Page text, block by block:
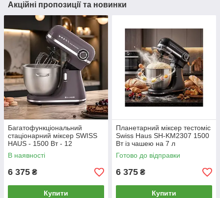
Акційні пропозиції та новинки
Багатофункціональний
стаціонарний міксер SWISS
HAUS - 1500 Вт - 12
швидкостей
В наявності
6 375 ₴
Купити
Планетарний міксер тестоміс
Swiss Haus SH-KM2307 1500
Вт із чашею на 7 л
Готово до відправки
6 375 ₴
Купити